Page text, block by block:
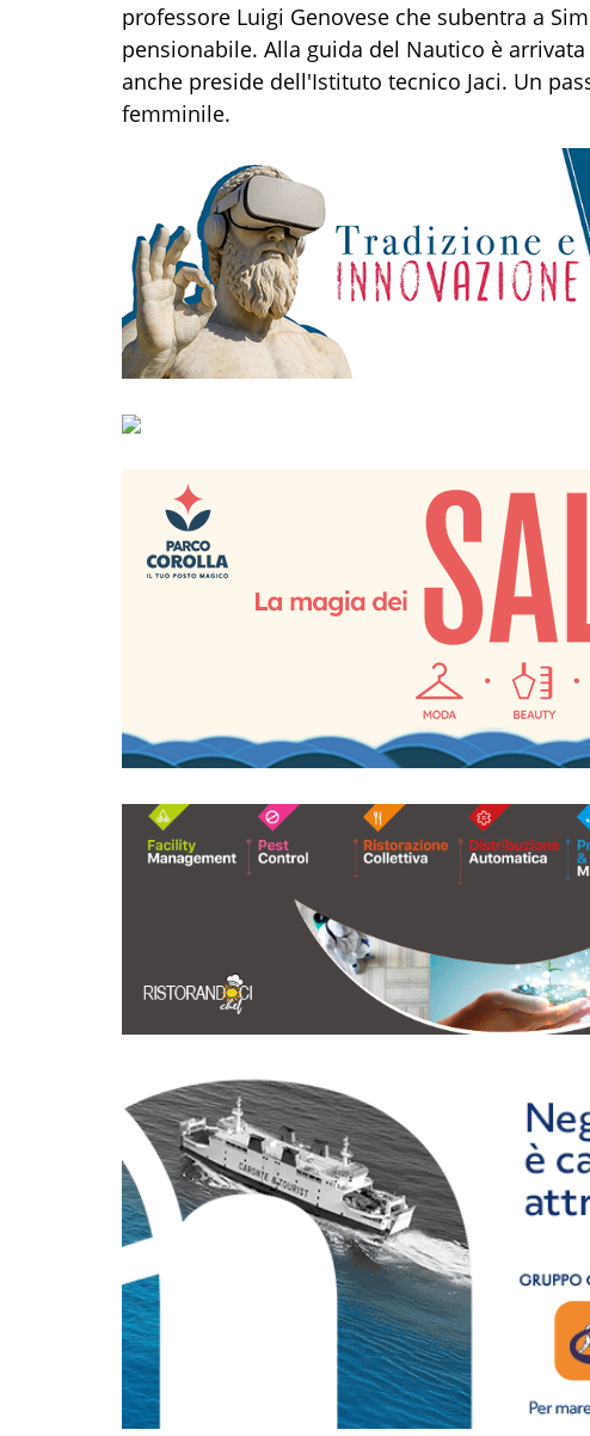
professore Luigi Genovese che subentra a
pensionabile. Alla guida del Nautico è
anche preside dell'Istituto tecnico Jaci. Un
femminile.